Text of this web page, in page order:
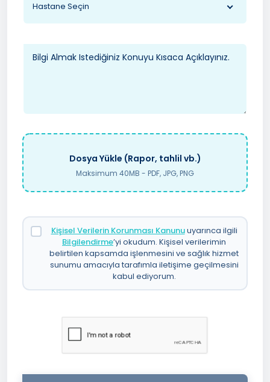
Hastane Seçin
Dosya Yükle (Rapor, tahlil vb.)
Maksimum 40MB - PDF, JPG, PNG
Kişisel Verilerin Korunması Kanunuuyarınca ilgili
Bilgilendirme’yi okudum. Kişisel verilerimin
belirtilen kapsamda işlenmesini ve sağlık hizmet
sunumu amacıyla tarafımla iletişime geçilmesini
kabul ediyorum.